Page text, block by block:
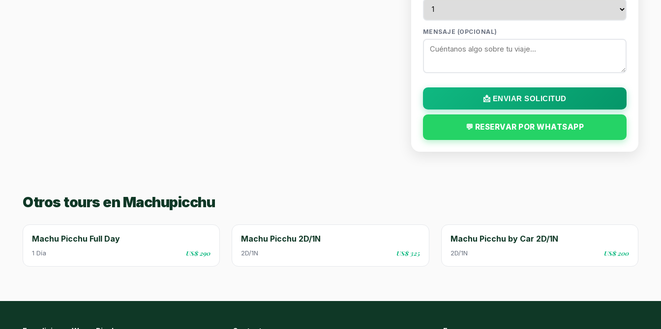
MENSAJE (OPCIONAL)
📩 ENVIAR SOLICITUD
💬 RESERVAR POR WHATSAPP
Otros tours en Machupicchu
Machu Picchu Full Day
1 Día US$ 290
Machu Picchu 2D/1N
2D/1N US$ 325
Machu Picchu by Car 2D/1N
2D/1N US$ 200